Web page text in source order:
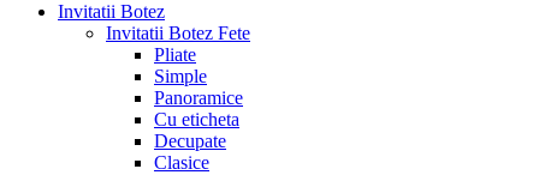
Invitatii Botez
Invitatii Botez Fete
Pliate
Simple
Panoramice
Cu eticheta
Decupate
Clasice